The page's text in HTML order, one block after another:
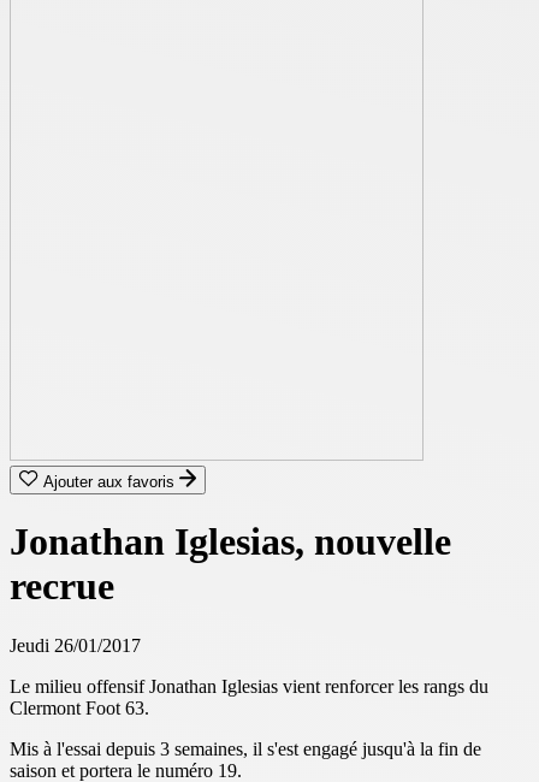
Ajouter aux favoris
Jonathan Iglesias, nouvelle
recrue
Jeudi 26/01/2017
Le milieu offensif Jonathan Iglesias vient renforcer les rangs du
Clermont Foot 63.
Mis à l'essai depuis 3 semaines, il s'est engagé jusqu'à la fin de
saison et portera le numéro 19.